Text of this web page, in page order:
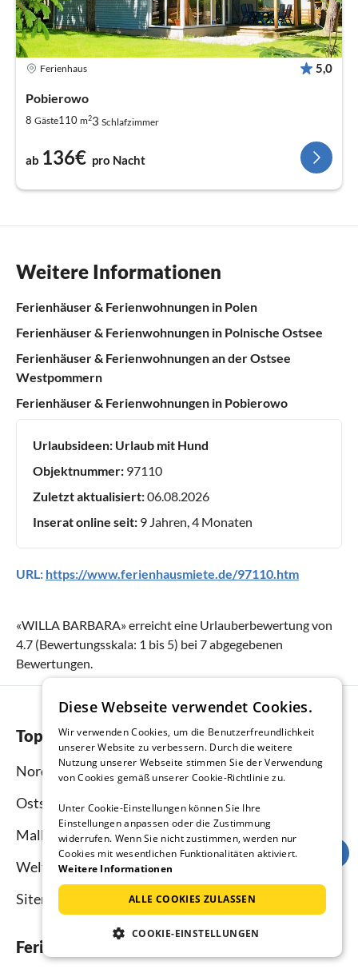
Ferienhaus 5,0
Pobierowo
8 Gäste110 m23 Schlafzimmer
ab 136€ pro Nacht
Weitere Informationen
Ferienhäuser & Ferienwohnungen in Polen
Ferienhäuser & Ferienwohnungen in Polnische Ostsee
Ferienhäuser & Ferienwohnungen an der Ostsee
Westpommern
Ferienhäuser & Ferienwohnungen in Pobierowo
Urlaubsideen: Urlaub mit Hund
Objektnummer: 97110
Zuletzt aktualisiert:06.08.2026
Inserat online seit: 9 Jahren, 4 Monaten
URL: https://www.ferienhausmiete.de/97110.htm
«WILLA BARBARA» erreicht eine Urlauberbewertung von
4.7 (Bewertungsskala: 1 bis 5) bei 7abgegebenen
Bewertungen.
Top-Regionen
Nordsee
Ostsee
Mallorca
Weltweit
Sitemap
Ferienhausmiete.de
Diese Webseite verwendet Cookies.
Wir verwenden Cookies, um die Benutzerfreundlichkeit
unserer Website zu verbessern. Durch die weitere
Nutzung unserer Webseite stimmen Sie der Verwendung
von Cookies gemäß unserer Cookie-Richtlinie zu.
Unter Cookie-Einstellungen können Sie Ihre
Einstellungen anpassen oder die Zustimmung
widerrufen. Wenn Sie nicht zustimmen, werden nur
Cookies mit wesentlichen Funktionalitäten aktiviert.
Weitere Informationen
ALLE COOKIES ZULASSEN
COOKIE-EINSTELLUNGEN